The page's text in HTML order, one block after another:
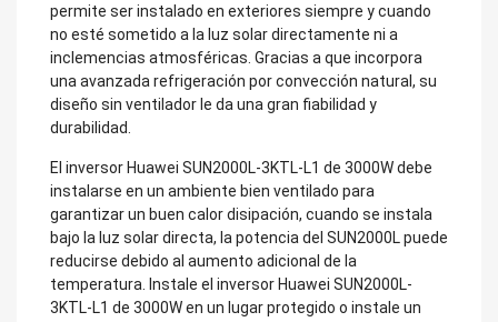
permite ser instalado en exteriores siempre y cuando
no esté sometido a la luz solar directamente ni a
inclemencias atmosféricas. Gracias a que incorpora
una avanzada refrigeración por convección natural, su
diseño sin ventilador le da una gran fiabilidad y
durabilidad.
El inversor Huawei SUN2000L-3KTL-L1 de 3000W debe
instalarse en un ambiente bien ventilado para
garantizar un buen calor disipación, cuando se instala
bajo la luz solar directa, la potencia del SUN2000L puede
reducirse debido al aumento adicional de la
temperatura. Instale el inversor Huawei SUN2000L-
3KTL-L1 de 3000W en un lugar protegido o instale un